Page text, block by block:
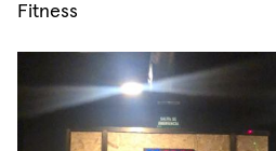
Fitness